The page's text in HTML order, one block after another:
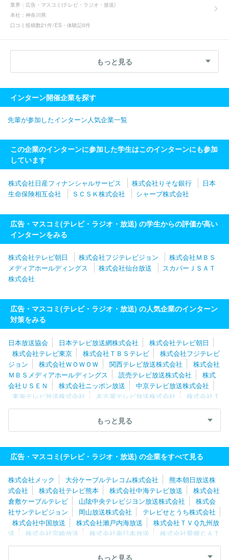
業界： 広告・マスコミ(テレビ・ラジオ・放送)
本社： 神奈川県
口コミ投稿数21件 ES・体験記0件
もっと見る
インターン開催企業を探す
先輩が参加したインターン人気企業一覧
この企業のインターンに参加した学生はこのインターンにも参加
しています
株式会社日産フィナンシャルサービス 株式会社りそな銀行
日本
生命保険相互会社
ＳＣＳＫ株式会社 シャープ株式会社
広告・マスコミ(テレビ・ラジオ・放送) の学生からの評価が高い
インターンをみる
株式会社テレビ朝日 株式会社フジテレビジョン
株式会社ＭＢＳ
メディアホールディングス
株式会社仙台放送
スカパーＪＳＡＴ
株式会社
広告・マスコミ(テレビ・ラジオ・放送) の人気企業のインターン
対策をみる
日本放送協会 日本テレビ放送網株式会社
株式会社テレビ朝日
株式会社テレビ東京
株式会社ＴＢＳテレビ
株式会社フジテレビ
ジョン
株式会社ＷＯＷＯＷ 関西テレビ放送株式会社
株式会社
ＭＢＳメディアホールディングス
読売テレビ放送株式会社
株式
会社ＵＳＥＮ
株式会社ニッポン放送
中京テレビ放送株式会社
東海テレビ放送株式会社
名古屋テレビ放送株式会社
株式会社Ｔ
ＢＳスパークル
スカパーＪＳＡＴ株式会社
テレビ大阪株式会社
ＫＢＣグループホールディングス株式会社
放送
株式会社仙台放送 株式会社東日本放送
株式会社静岡朝日
テレビ
株式会社宮城テレビ放送 株式会社テレビ静岡
北海道文
ー
株式会社広島ホームテレビ 株式会社サガテレビ
株式会社テ
レビ新潟放送網
株式会社福島中央テレビ
株式会社静岡第一テレ
ビ
静岡放送株式会社 株式会社テレビ新広島
北海道放送株式会
社
朝日放送テレビ株式会社 株式会社インテック
ケーブルテレ
ビ株式会社
琉球放送株式会社
株式会社キャッチネットワーク
スターキャット株式会社
株式会社山梨放送
ＣＣＮｅｔ株式会
社
株式会社ＮＳＴ新潟総合テレビ
もっと見る
広告・マスコミ(テレビ・ラジオ・放送) の企業をすべて見る
株式会社メック 大分ケーブルテレコム株式会社
熊本朝日放送株
式会社
株式会社テレビ熊本 株式会社中海テレビ放送
株式会社
倉敷ケーブルテレビ
山隂中央テレビジヨン放送株式会社
株式会
社サンテレビジョン
岡山放送株式会社
テレビせとうち株式会社
株式会社中国放送
株式会社瀨戸内海放送
株式会社ＴＶＱ九州放
送
株式会社宮崎放送 株式会社南日本放送
株式会社愛媛ＣＡＴ
Ｖ
鹿児島テレビ放送株式会社
稲沢シーエーティーヴィ株式会社
読売テレビ放送株式会社
長野朝日放送株式
もっと見る